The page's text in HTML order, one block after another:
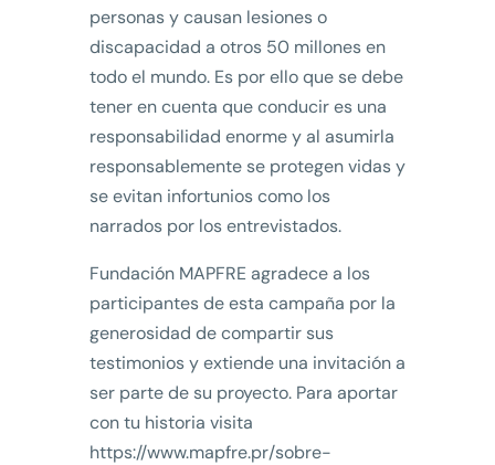
personas y causan lesiones o
discapacidad a otros 50 millones en
todo el mundo. Es por ello que se debe
tener en cuenta que conducir es una
responsabilidad enorme y al asumirla
responsablemente se protegen vidas y
se evitan infortunios como los
narrados por los entrevistados.
Fundación MAPFRE agradece a los
participantes de esta campaña por la
generosidad de compartir sus
testimonios y extiende una invitación a
ser parte de su proyecto. Para aportar
con tu historia visita
https://www.mapfre.pr/sobre-